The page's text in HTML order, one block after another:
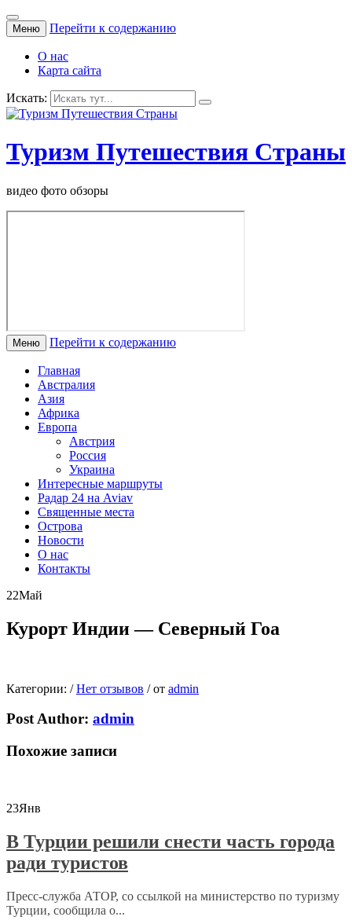
Меню Перейти к содержанию
О нас
Карта сайта
Искать:
Туризм Путешествия Страны
видео фото обзоры
Меню Перейти к содержанию
Главная
Австралия
Азия
Африка
Европа
Австрия
Россия
Украина
Интересные маршруты
Радар 24 на Aviav
Священные места
Острова
Новости
О нас
Контакты
22Май
Курорт Индии — Северный Гоа
Категории: / Нет отзывов /от admin
Post Author: admin
Похожие записи
23Янв
В Турции решили снести часть города
ради туристов
Пресс-служба АТОР, со ссылкой на министерство по туризму
Турции, сообщила о...